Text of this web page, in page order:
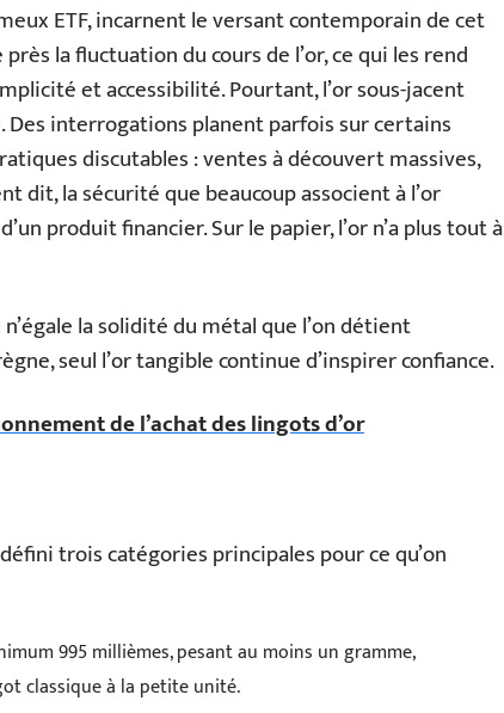
ETF, incarnent le versant contemporain de cet
la fluctuation du cours de l’or, ce qui les rend
et accessibilité. Pourtant, l’or sous-jacent
interrogations planent parfois sur certains
discutables : ventes à découvert massives,
dit, la sécurité que beaucoup associent à l’or
produit financier. Sur le papier, l’or n’a plus tout à
la solidité du métal que l’on détient
seul l’or tangible continue d’inspirer confiance.
de l’achat des lingots d’or
trois catégories principales pour ce qu’on
995 millièmes, pesant au moins un gramme,
classique à la petite unité.